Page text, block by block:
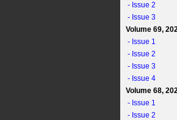
- Issue 2
- Issue 3
Volume 69,
- Issue 1
- Issue 2
- Issue 3
- Issue 4
Volume 68,
- Issue 1
- Issue 2